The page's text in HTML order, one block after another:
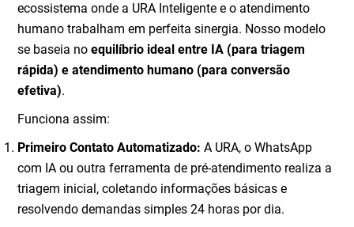
ecossistema onde a URA Inteligente e o atendimento
humano trabalham em perfeita sinergia. Nosso modelo
se baseia noequilíbrio ideal entre IA (para triagem
rápida) e atendimento humano (para conversão
efetiva).
Funciona assim:
Primeiro Contato Automatizado: A URA, o WhatsApp
com IA ou outra ferramenta de pré-atendimento realiza a
triagem inicial, coletando informações básicas e
resolvendo demandas simples 24 horas por dia.